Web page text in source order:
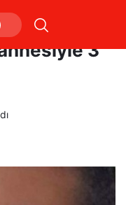
Öldürdüğü
annesiyle 3